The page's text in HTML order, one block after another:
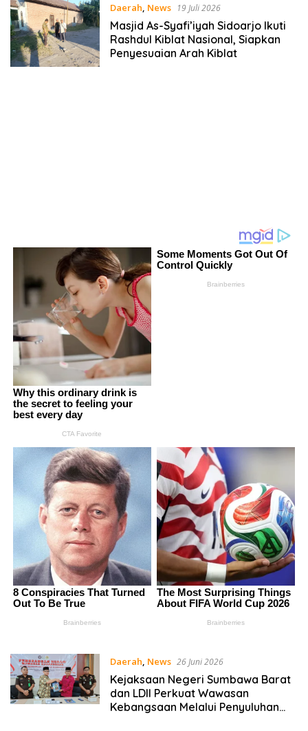
Daerah, News 19 Juli 2026
Masjid As-Syafi’iyah Sidoarjo Ikuti
Rashdul Kiblat Nasional, Siapkan
Penyesuaian Arah Kiblat
Daerah, News 26 Juni 2026
Kejaksaan Negeri Sumbawa Barat
dan LDII Perkuat Wawasan
Kebangsaan Melalui Penyuluhan